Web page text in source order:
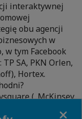
interaktywnej
obu agencji
w
tym Facebook
SA, PKN Orlen,
Hortex.
(„McKinsey
Index